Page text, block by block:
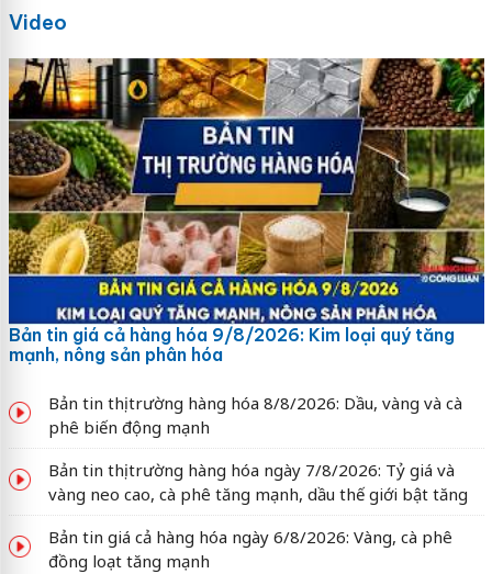
Video
Bản tin giá cả hàng hóa 9/8/2026: Kim loại quý tăng
mạnh, nông sản phân hóa
Bản tin thị trường hàng hóa 8/8/2026: Dầu, vàng và cà
phê biến động mạnh
Bản tin thị trường hàng hóa ngày 7/8/2026: Tỷ giá và
vàng neo cao, cà phê tăng mạnh, dầu thế giới bật tăng
Bản tin giá cả hàng hóa ngày 6/8/2026: Vàng, cà phê
đồng loạt tăng mạnh